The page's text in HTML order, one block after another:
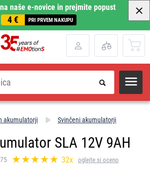
naše e-novice in prejmite popust
4 € PRI PRVEM NAKUPU
akumulatorji Svinčeni akumulatorji
SLA 12V 9AH
32x oglejte si oceno